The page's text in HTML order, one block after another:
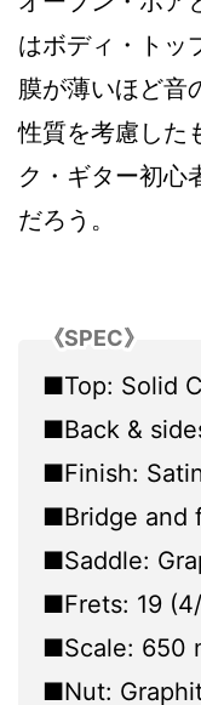
はボディ・トッ
膜が薄いほど音
性質を考慮した
ク・ギター初心
だろう。
《SPEC》
■Top: Solid
■Back &
■Finish:
■Bridge and
■Saddle:
■Frets: 19
■Scale: 650
■Nut: